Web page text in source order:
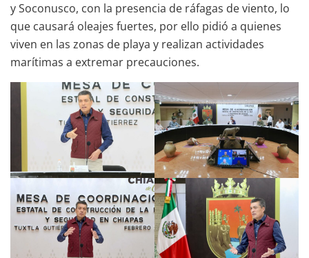
y Soconusco, con la presencia de ráfagas de viento, lo
que causará oleajes fuertes, por ello pidió a quienes
viven en las zonas de playa y realizan actividades
marítimas a extremar precauciones.